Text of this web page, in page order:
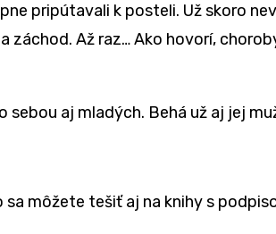
pripútavali k posteli. Už skoro
Až raz… Ako hovorí,
sebou aj mladých. Behá už aj jej
môžete tešiť aj na knihy s